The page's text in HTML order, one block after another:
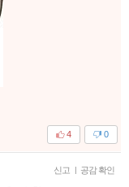
0
4
신고 | 공감 확인